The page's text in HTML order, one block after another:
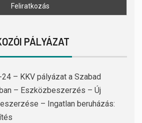
PÁLYÁZAT
– KKV pályázat a Szabad
– Eszközbeszerzés – Új
– Ingatlan beruházás: